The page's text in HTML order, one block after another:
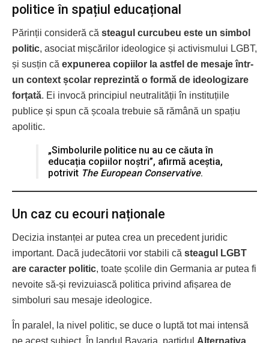
politice în spațiul educațional
Părinții consideră că steagul curcubeu este un simbol
politic, asociat mișcărilor ideologice și activismului LGBT,
și susțin că expunerea copiilor la astfel de mesaje într-
un context școlar reprezintă o formă de ideologizare
forțată. Ei invocă principiul neutralității în instituțiile
publice și spun că școala trebuie să rămână un spațiu
apolitic.
„Simbolurile politice nu au ce căuta în
educația copiilor noștri”, afirmă aceștia,
potrivit The European Conservative.
Un caz cu ecouri naționale
Decizia instanței ar putea crea un precedent juridic
important. Dacă judecătorii vor stabili că steagul LGBT
are caracter politic, toate școlile din Germania ar putea fi
nevoite să-și revizuiască politica privind afișarea de
simboluri sau mesaje ideologice.
În paralel, la nivel politic, se duce o luptă tot mai intensă
pe acest subiect. În landul Bavaria, partidul Alternativa